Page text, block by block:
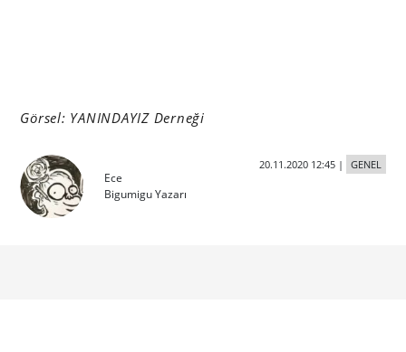
Görsel: YANINDAYIZ Derneği
Ece
Bigumigu Yazarı
20.11.2020 12:45| GENEL